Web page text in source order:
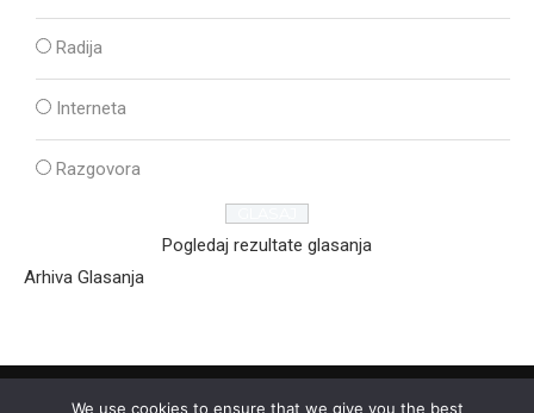
Radija
Interneta
Razgovora
Pogledaj rezultate glasanja
Arhiva Glasanja
We use cookies to ensure that we give you the best